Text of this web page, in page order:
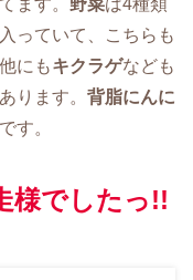
ます。 野菜は4種類
っていて、こちらも
にもキクラゲなども
ります。 背脂にんに
す。
様でしたっ!!